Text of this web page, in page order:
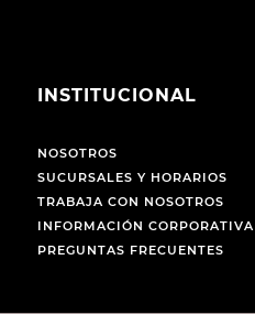
INSTITUCIONAL
NOSOTROS
SUCURSALES Y HORARIOS
TRABAJA CON NOSOTROS
INFORMACIÓN CORPORATIVA
PREGUNTAS FRECUENTES